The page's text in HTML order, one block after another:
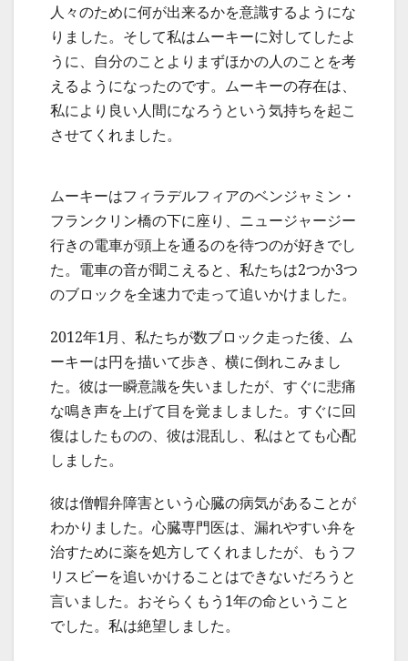
人々のために何が出来るかを意識するようにな
りました。そして私はムーキーに対してしたよ
うに、自分のことよりまずほかの人のことを考
えるようになったのです。ムーキーの存在は、
私により良い人間になろうという気持ちを起こ
させてくれました。
ムーキーはフィラデルフィアのベンジャミン・
フランクリン橋の下に座り、ニュージャージー
行きの電車が頭上を通るのを待つのが好きでし
た。電車の音が聞こえると、私たちは2つか3つ
のブロックを全速力で走って追いかけました。
2012年1月、私たちが数ブロック走った後、ム
ーキーは円を描いて歩き、横に倒れこみまし
た。彼は一瞬意識を失いましたが、すぐに悲痛
な鳴き声を上げて目を覚ましました。すぐに回
復はしたものの、彼は混乱し、私はとても心配
しました。
彼は僧帽弁障害という心臓の病気があることが
わかりました。心臓専門医は、漏れやすい弁を
治すために薬を処方してくれましたが、もうフ
リスビーを追いかけることはできないだろうと
言いました。おそらくもう1年の命ということ
でした。私は絶望しました。